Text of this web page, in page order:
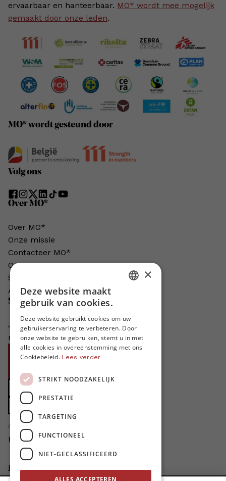
ervaarbaar en hanteerbaar. MO* wordt mee mogelijk
gemaakt door onze leden.
MO* wordt gesteund door
Volg ons
Over MO*
Over MO*
Onze missie
Contacteer MO*
Onze auteurs
Schrijven voor MO*?
Adverteren in MO*
Steun MO*
Je helpt ons groeien. MO* bestaat
niet zonder jouw steun!
Word proMO*
Doe een gift
Zet MO* in uw testament
4424
Bedankt voor jullie steun!
Privacybeleid
ENGLISH
×
Deze website maakt
gebruik van cookies.
Deze website gebruikt cookies om uw
gebruikerservaring te verbeteren. Door
onze website te gebruiken, stemt u in met
alle cookies in overeenstemming met ons
Cookiebeleid. Lees verder
STRIKT NOODZAKELIJK
PRESTATIE
TARGETING
FUNCTIONEEL
NIET-GECLASSIFICEERD
ALLES ACCEPTEREN